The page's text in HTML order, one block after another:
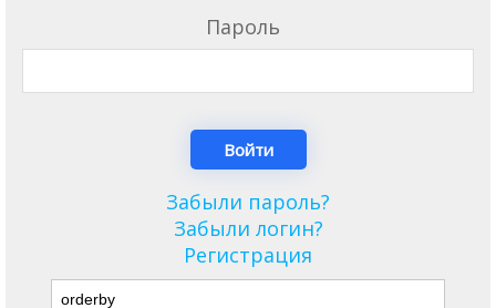
Пароль
Забыли пароль?
Забыли логин?
Регистрация